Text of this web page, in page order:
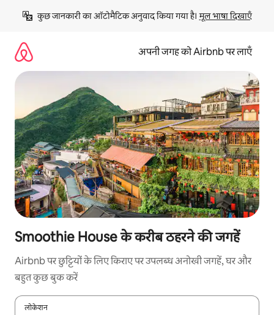
छोड़कर
कॉन्टेंट
कुछ जानकारी का ऑटोमैटिक अनुवाद किया गया है। मूल भाषा दिखाएँ
अपनी जगह को Airbnb पर लाएँ
Smoothie House के करीब ठहरने की जगहें
Airbnb पर छुट्टियों के लिए किराए पर उपलब्ध अनोखी जगहें, घर और
बहुत कुछ बुक करें
लोकेशन